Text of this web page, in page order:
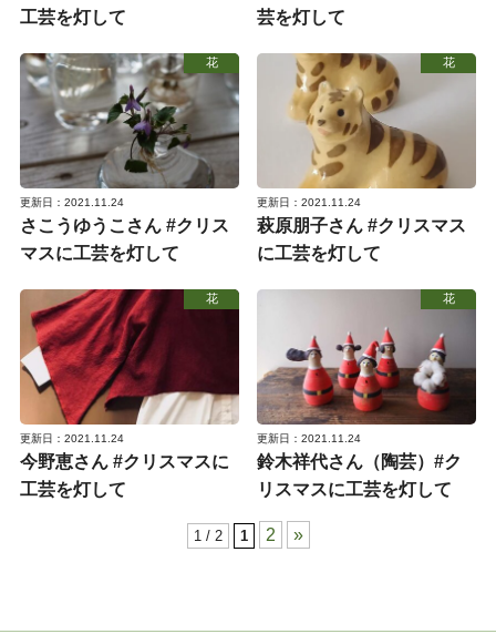
工芸を灯して
芸を灯して
花
更新日：2021.11.24
さこうゆうこさん #クリス
マスに工芸を灯して
花
更新日：2021.11.24
萩原朋子さん #クリスマス
に工芸を灯して
花
更新日：2021.11.24
今野恵さん #クリスマスに
工芸を灯して
花
更新日：2021.11.24
鈴木祥代さん（陶芸）#ク
リスマスに工芸を灯して
1 / 2 1 2 »